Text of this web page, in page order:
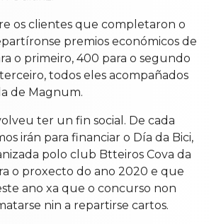
os clientes que completaron o
premios económicos de
o primeiro, 400 para o segundo
todos eles acompañados
de Magnum.
ter un fin social. De cada
irán para financiar o Día da Bici,
polo club Btteiros Cova da
o proxecto do ano 2020 e que
ano xa que o concurso non
nin a repartirse cartos.